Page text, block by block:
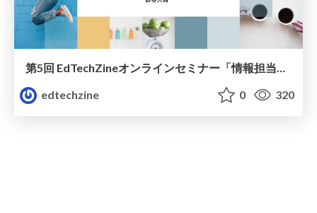
第5回 EdTechZineオンラインセミナー「情報担当だけ忙しくなる日々にサヨナラしよう。みんなでやってみた。」
edtechzine
0 320